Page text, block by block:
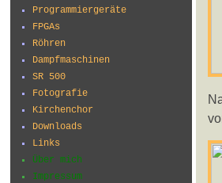
Programmiergeräte
FPGAs
Röhren
Dampfmaschinen
SR 500
Fotografie
Kirchenchor
Downloads
Links
Über mich
Impressum